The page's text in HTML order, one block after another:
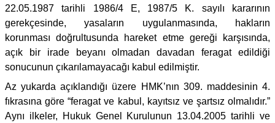
22.05.1987 tarihli 1986/4 E, 1987/5 K. sayılı kararının
gerekçesinde, yasaların uygulanmasında, hakların
korunması doğrultusunda hareket etme gereği karşısında,
açık bir irade beyanı olmadan davadan feragat edildiği
sonucunun çıkarılamayacağı kabul edilmiştir.
Az yukarda açıklandığı üzere HMK’nın 309. maddesinin 4.
fıkrasına göre “feragat ve kabul, kayıtsız ve şartsız olmalıdır.”
Aynı ilkeler, Hukuk Genel Kurulunun 13.04.2005 tarihli ve